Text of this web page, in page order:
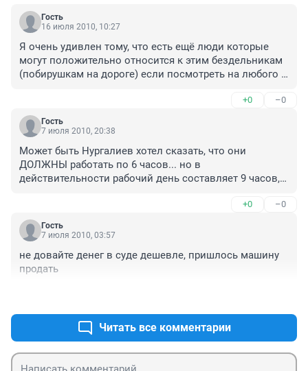
Гость
16 июля 2010, 10:27
Я очень удивлен тому, что есть ещё люди которые
могут положительно относится к этим бездельникам
(побирушкам на дороге) если посмотреть на любого
откормленный крупный мужик весом 100 и более
килограмм на котором можно пахать землю в место
трактора и работать им нужно не меньше 16 часов
Нургалиев по моему перепутал работу гаишника с
работой сталевара или горнового. Все гаишников в
месте с Нургалиевым которым тяжело работать в ГАИ
+0 –0
Гость
7 июля 2010, 20:38
Может быть Нургалиев хотел сказать, что они
ДОЛЖНЫ работать по 6 часов... но в
действительности рабочий день составляет 9 часов, а
задерживаются....то рабочий день получается 12-14
часов.... и праздников у них тоже нет...Уважаемые
водители,соблюдайте ПДД и все будет у вас хорошо...
оплатить штраф... А если и штрафы вам большими
кажутся...так это не инспектора же их повышают, все
можно...
+0 –0
Гость
7 июля 2010, 03:57
не довайте денег в суде дешевле, пришлось машину
продать
Читать все комментарии